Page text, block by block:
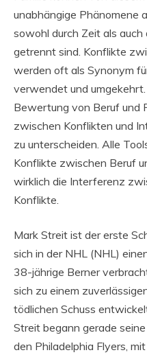
unabhängige Phänomene
sowohl durch Zeit als
getrennt sind. Konflikte
werden oft als Synonym
verwendet und
Bewertung von Beruf und
zwischen Konflikten und
zu unterscheiden. Alle
Konflikte zwischen Beruf
wirklich die Interferenz
Konflikte.
Mark Streit ist der erste
sich in der NHL (NHL)
38-jährige Berner
sich zu einem
tödlichen Schuss
Streit begann gerade
den Philadelphia Flyers,